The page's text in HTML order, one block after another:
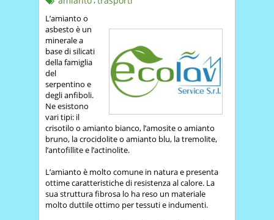
L’amianto o
asbesto è un
minerale a
base di silicati
della famiglia
del
serpentino e
degli anfiboli.
Ne esistono
vari tipi: il
crisotilo o amianto bianco, l’amosite o amianto
bruno, la crocidolite o amianto blu, la tremolite,
l’antofillite e l’actinolite.
L’amianto è molto comune in natura e presenta
ottime caratteristiche di resistenza al calore. La
sua struttura fibrosa lo ha reso un materiale
molto duttile ottimo per tessuti e indumenti.